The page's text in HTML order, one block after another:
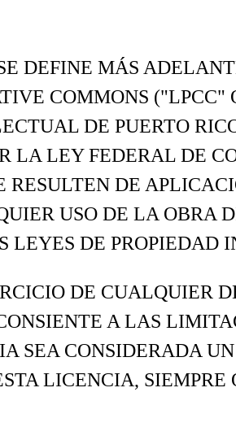
DEFINE MÁS
COMMONS
DE PUERTO
LA LEY FEDERAL DE
RESULTEN DE
USO DE LA OBRA
LEYES DE PROPIEDAD
DE CUALQUIER
A LAS
SEA CONSIDERADA
LICENCIA,